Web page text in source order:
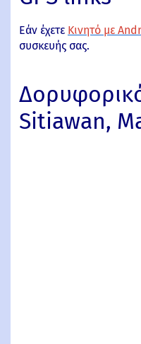
Εάν έχετε Κινητό με
συσκευής σας.
Sitiawan,